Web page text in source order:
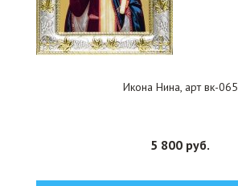
Икона Нина, арт вк-065
5 800 руб.